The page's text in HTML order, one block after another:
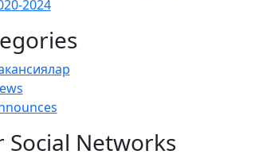
2024
Social Networks